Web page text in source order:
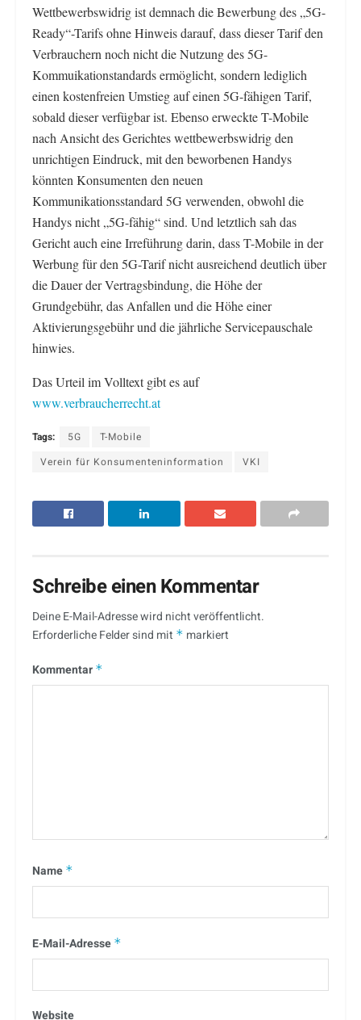
Wettbewerbswidrig ist demnach die Bewerbung des „5G-
Ready“-Tarifs ohne Hinweis darauf, dass dieser Tarif den
Verbrauchern noch nicht die Nutzung des 5G-
Kommuikationstandards ermöglicht, sondern lediglich
einen kostenfreien Umstieg auf einen 5G-fähigen Tarif,
sobald dieser verfügbar ist. Ebenso erweckte T-Mobile
nach Ansicht des Gerichtes wettbewerbswidrig den
unrichtigen Eindruck, mit den beworbenen Handys
könnten Konsumenten den neuen
Kommunikationsstandard 5G verwenden, obwohl die
Handys nicht „5G-fähig“ sind. Und letztlich sah das
Gericht auch eine Irreführung darin, dass T-Mobile in der
Werbung für den 5G-Tarif nicht ausreichend deutlich über
die Dauer der Vertragsbindung, die Höhe der
Grundgebühr, das Anfallen und die Höhe einer
Aktivierungsgebühr und die jährliche Servicepauschale
hinwies.
Das Urteil im Volltext gibt es auf
www.verbraucherrecht.at
Tags: 5G
T-Mobile
Verein für Konsumenteninformation
VKI
Schreibe einen Kommentar
Deine E-Mail-Adresse wird nicht veröffentlicht.
Erforderliche Felder sind mit * markiert
Kommentar *
Name *
E-Mail-Adresse *
Website